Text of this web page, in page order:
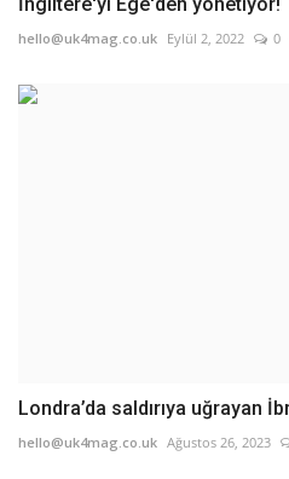
hello@uk4mag.co.uk Eylül 2, 2022 0
Londra’da saldırıya uğrayan
hello@uk4mag.co.uk Ağustos 26, 2023